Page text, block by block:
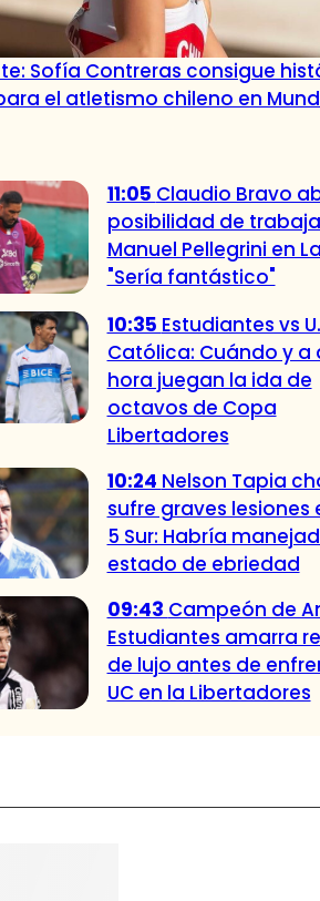
Sofía Contreras consigue
el atletismo chileno en
11:05 Claudio Bravo
posibilidad de
Manuel Pellegrini en
"Sería fantástico"
10:35 Estudiantes vs U.
Católica: Cuándo y a
hora juegan la ida de
octavos de Copa
Libertadores
10:24 Nelson Tapia
sufre graves lesiones
5 Sur: Habría
estado de ebriedad
09:43 Campeón de
Estudiantes amarra
de lujo antes de
UC en la Libertadores